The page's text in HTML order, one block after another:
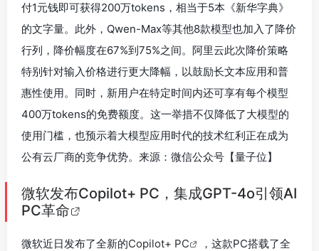
付1元钱即可获得200万tokens，相当于5本《新华字典》
的文字量。此外，Qwen-Max等其他8款模型也加入了降价
行列，降价幅度在67%到75%之间。阿里云此次降价策略
特别针对输入价格进行更大降幅，以鼓励长文本应用和普
惠性使用。同时，新用户在特定时间内还可享有每个模型
400万tokens的免费额度。这一举措不仅降低了大模型的
使用门槛，也预示着大模型应用时代的技术红利正在成为
公有云厂商的竞争优势。来源：微信公众号【量子位】
微软发布Copilot+ PC，集成GPT-4o引领AI
PC革命
微软近日发布了全新的Copilot+ PC
，这款PC搭载了全